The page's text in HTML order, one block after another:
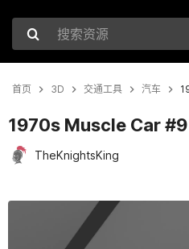
搜索资源
首页 3D 交通工具 汽车
1970s Muscle Car #9
TheKnightsKing
当前幻灯片：1 / 5